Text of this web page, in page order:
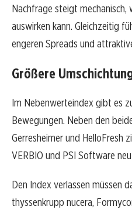
Nachfrage steigt
auswirken kann. Gleichzeitig
engeren Spreads und
Größere
Im Nebenwerteindex gibt es
Bewegungen. Neben den
Gerresheimer und HelloFresh
VERBIO und PSI Software
Den Index verlassen müssen
thyssenkrupp nucera,